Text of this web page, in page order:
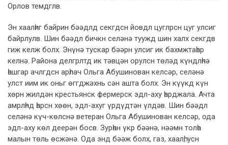
Орлов темдглв.
Эн хаалһиг байрин бәәдлд секгдсн йовдл цуглрсн цуг улсиг
байрлулв. Шин бәәдл бичкн селәнә туужд шин халх секгдв
гиж келж болх. Энүнә тускар бәәрн улсиг ик бахмжтаһар
келнә. Района делгрлтд ик тәвцән орулсн төләд күндлһнә
һашгар ачлгдсн арһлач Ольга Абушинован келсәр, селәнә
улст иим ик оньг өггджәхнь сән ашта болх. Эн күүкд күн
хөрн жилдән крестьянск фермерск эдл-аху һарджала. Ачта
амрлһнд һарсн хөөн, эдл-ахуг үрдүдтән үлдәв. Шин бәәдл
селәнә күч-көлснә ветеран Ольга Абушинован келсәр, ода
эдл-аху көл деерән босв. Зурһан үкр бәәнә, нәәмн толһа
малын төль өсжәнә. Ода энд бәәж болх, газ, хаалһ, усн